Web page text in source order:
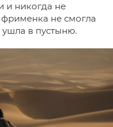
и никогда не
фрименка не смогла
в пустыню.